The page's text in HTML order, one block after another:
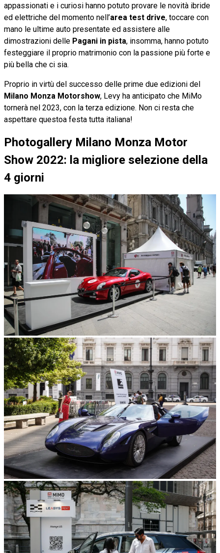
appassionati e i curiosi hanno potuto provare le novità ibride
ed elettriche del momento nell’area test drive, toccare con
mano le ultime auto presentate ed assistere alle
dimostrazioni delle Pagani in pista, insomma, hanno potuto
festeggiare il proprio matrimonio con la passione più forte e
più bella che ci sia.
Proprio in virtù del successo delle prime due edizioni del
Milano Monza Motorshow, Levy ha anticipato che MiMo
tornerà nel 2023, con la terza edizione. Non ci resta che
aspettare questoa festa tutta italiana!
Photogallery Milano Monza Motor
Show 2022: la migliore selezione della
4 giorni